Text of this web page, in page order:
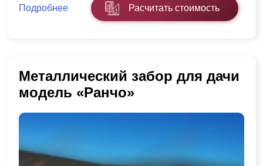
Подробнее Расчитать стоимость
Металлический забор для дачи
модель «Ранчо»